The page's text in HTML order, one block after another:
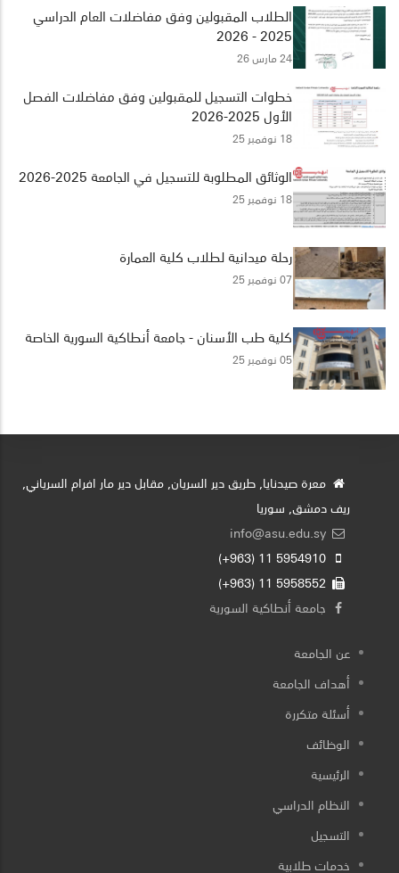
الطلاب المقبولين وفق مفاضلات العام الدراسي
2025 - 2026
24 مارس 26
خطوات التسجيل للمقبولين وفق مفاضلات الفصل
الأول 2025-2026
18 نوفمبر 25
الوثائق المطلوبة للتسجيل في الجامعة 2025-2026
18 نوفمبر 25
رحلة ميدانية لطلاب كلية العمارة
07 نوفمبر 25
كلية طب الأسنان - جامعة أنطاكية السورية الخاصة
05 نوفمبر 25
معرة صيدنايا, طريق دير السريان, مقابل دير مار افرام السرياني,
ريف دمشق, سوريا
جامعة أنطاكية السورية
عن الجامعة
أهداف الجامعة
أسئلة متكررة
الوظائف
الرئيسية
النظام الدراسي
التسجيل
خدمات طلابية